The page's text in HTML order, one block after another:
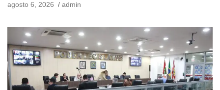
agosto 6, 2026
admin